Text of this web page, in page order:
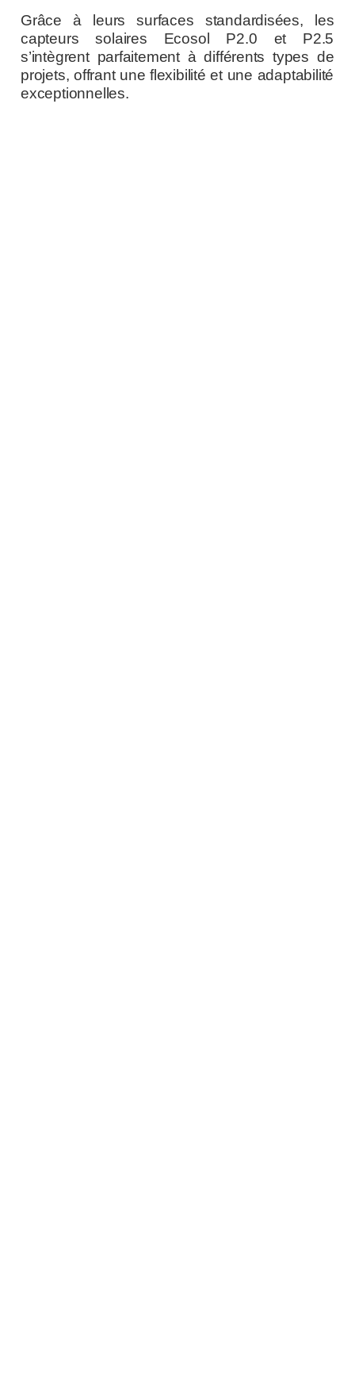
Grâce à leurs surfaces standardisées, les
capteurs solaires Ecosol P2.0 et P2.5
s’intègrent parfaitement à différents types de
projets, offrant une flexibilité et une adaptabilité
exceptionnelles.